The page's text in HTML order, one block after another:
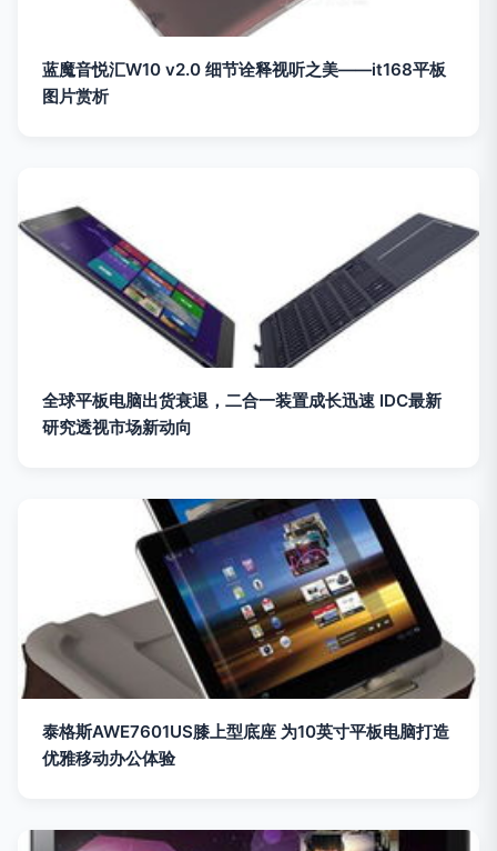
蓝魔音悦汇W10 v2.0 细节诠释视听之美——it168平板
图片赏析
全球平板电脑出货衰退，二合一装置成长迅速 IDC最新
研究透视市场新动向
泰格斯AWE7601US膝上型底座 为10英寸平板电脑打造
优雅移动办公体验